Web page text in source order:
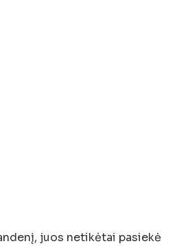
juos netikėtai pasiekė